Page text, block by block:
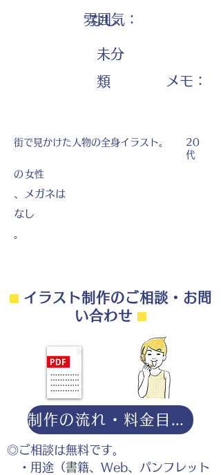
なし
雰囲気：
未分
類
​メモ：
街で見かけた人物の全身イラスト。
20
代
の 女性
、メガネは
なし
。
⬛︎イラスト制作のご相談・お問
い合わせ ⬛︎
◎ご相談は無料です。
・用途（書籍、Web、パンフレット